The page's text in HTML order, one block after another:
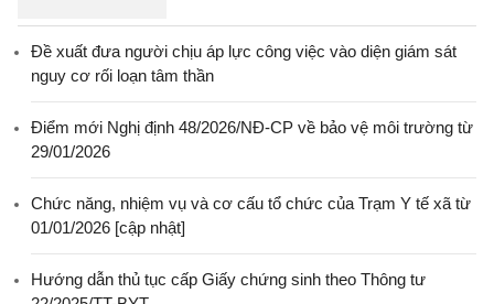
Đề xuất đưa người chịu áp lực công việc vào diện giám sát
nguy cơ rối loạn tâm thần
Điểm mới Nghị định 48/2026/NĐ-CP về bảo vệ môi trường từ
29/01/2026
Chức năng, nhiệm vụ và cơ cấu tổ chức của Trạm Y tế xã từ
01/01/2026 [cập nhật]
Hướng dẫn thủ tục cấp Giấy chứng sinh theo Thông tư